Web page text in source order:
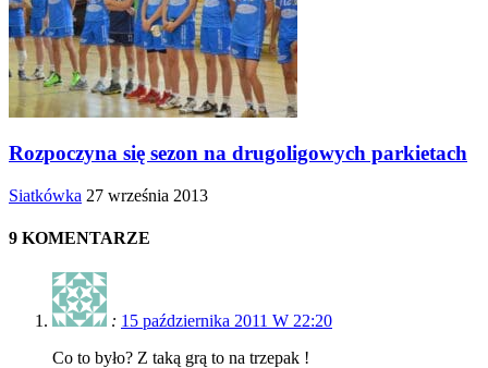
Rozpoczyna się sezon na drugoligowych parkietach
Siatkówka 27 września 2013
9 KOMENTARZE
: 15 października 2011 W 22:20
Co to było? Z taką grą to na trzepak !